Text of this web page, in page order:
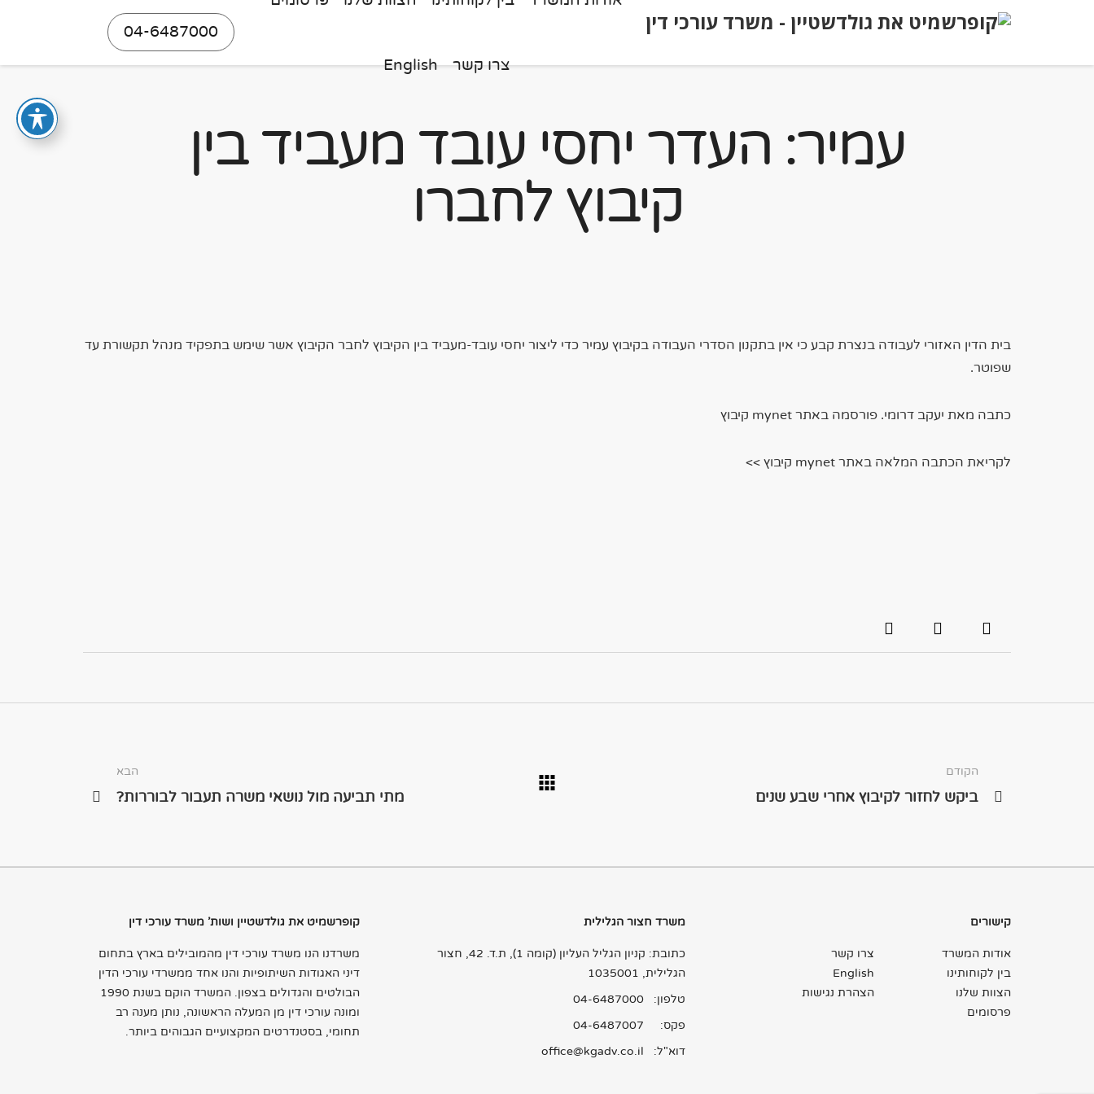
צרו קשר English
04-6487000
עמיר: העדר יחסי עובד מעביד בין
קיבוץ לחברו
בית הדין האזורי לעבודה בנצרת קבע כי אין בתקנון הסדרי העבודה בקיבוץ עמיר כדי ליצור יחסי עובד-מעביד בין הקיבוץ לחבר הקיבוץ אשר שימש בתפקיד מנהל תקשורת עד
שפוטר.
כתבה מאת יעקב דרומי. פורסמה באתר mynet קיבוץ
לקריאת הכתבה המלאה באתר mynet קיבוץ >>
הקודם
ביקש לחזור לקיבוץ אחרי שבע שנים
הבא
מתי תביעה מול נושאי משרה תעבור לבוררות?
קישורים
אודות המשרד
בין לקוחותינו
הצוות שלנו
פרסומים
צרו קשר
English
הצהרת נגישות
משרד חצור הגלילית
כתובת: קניון הגליל העליון (קומה 1), ת.ד. 42, חצור
הגלילית, 1035001
טלפון: 04-6487000
פקס: 04-6487007
דוא"ל: office@kgadv.co.il
קופרשמיט את גולדשטיין ושות' משרד עורכי דין
משרדנו הנו משרד עורכי דין מהמובילים בארץ בתחום
דיני האגודות השיתופיות והנו אחד ממשרדי עורכי הדין
הבולטים והגדולים בצפון. המשרד הוקם בשנת 1990
ומונה עורכי דין מן המעלה הראשונה, נותן מענה רב
תחומי, בסטנדרטים המקצועיים הגבוהים ביותר.